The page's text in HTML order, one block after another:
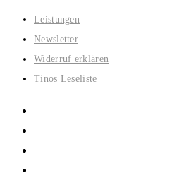
Zum
Inhalt
springen
Leistungen
Newsletter
Widerruf erklären
Tinos Leseliste